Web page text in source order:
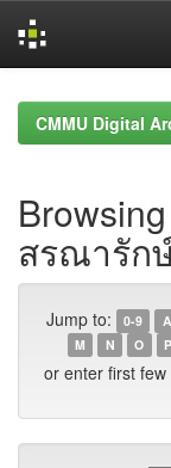
navigationCMMU Digital
สรณารัก
Jump to: 0-9 A
M
N O P
or enter first few